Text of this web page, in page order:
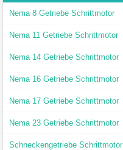
Nema 8 Getriebe Schrittmotor
Nema 11 Getriebe Schrittmotor
Nema 14 Getriebe Schrittmotor
Nema 16 Getriebe Schrittmotor
Nema 17 Getriebe Schrittmotor
Nema 23 Getriebe Schrittmotor
Schneckengetriebe Schrittmotor